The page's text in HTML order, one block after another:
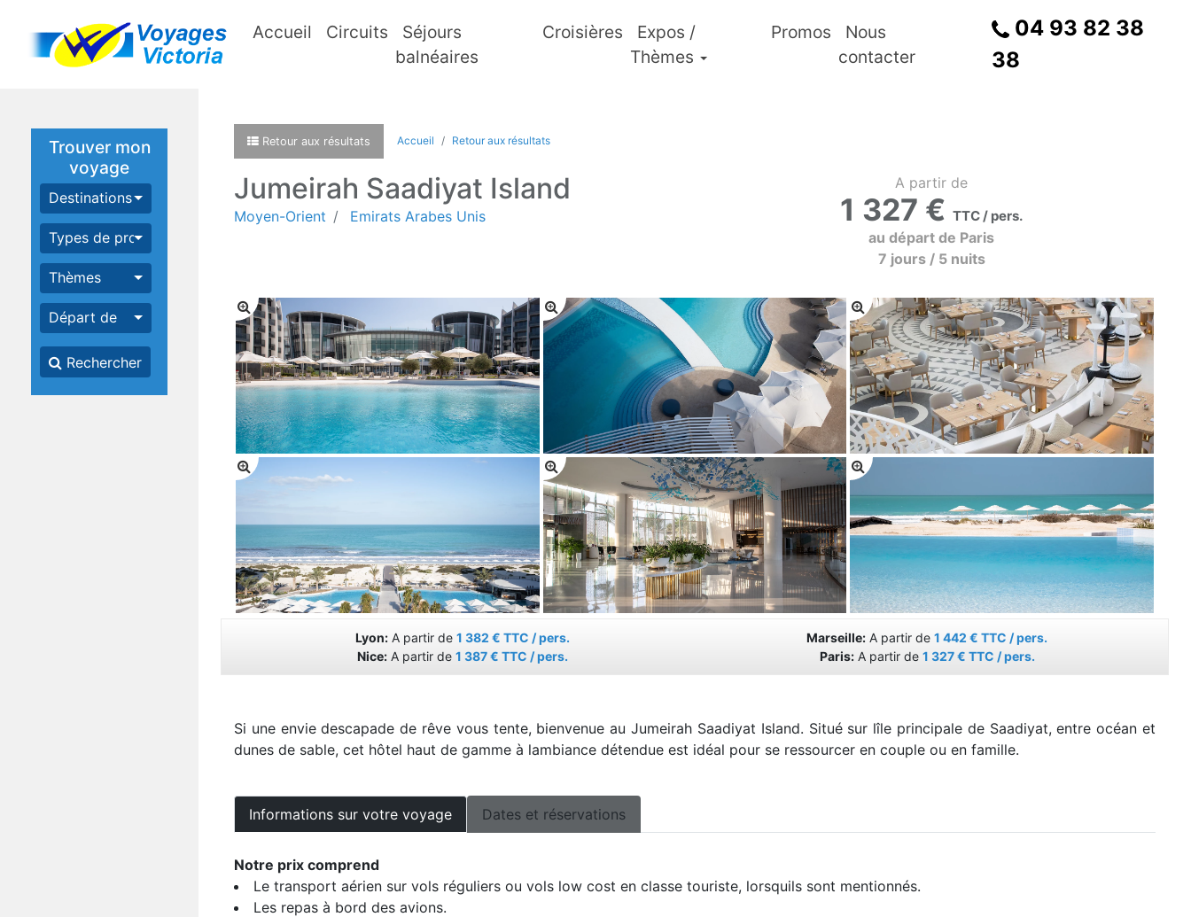
Accueil Circuits
Séjours
balnéaires
Croisières
Expos /
Thèmes
Promos
Nous
contacter
04 93 82 38
38
Trouver mon
voyage
Destinations
Types de produits
Thèmes
Départ de
Rechercher
Retour aux résultats Accueil Retour aux résultats
Jumeirah Saadiyat Island
Moyen-Orient Emirats Arabes Unis
A partir de
1 327 €TTC / pers.
au départ de Paris
7 jours / 5 nuits
Lyon: A partir de 1 382 € TTC / pers. Marseille: A partir de 1 442 € TTC / pers.
Nice: A partir de 1 387 € TTC / pers. Paris:A partir de 1 327 € TTC / pers.
Si une envie descapade de rêve vous tente, bienvenue au Jumeirah Saadiyat Island. Situé sur lîle principale de Saadiyat, entre océan et
dunes de sable, cet hôtel haut de gamme à lambiance détendue est idéal pour se ressourcer en couple ou en famille.
Informations sur votre voyage Dates et réservations
Notre prix comprend
Le transport aérien sur vols réguliers ou vols low cost en classe touriste, lorsquils sont mentionnés.
Les repas à bord des avions.